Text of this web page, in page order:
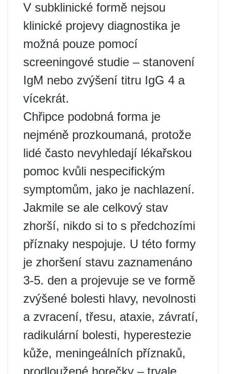
V subklinické formě nejsou
klinické projevy diagnostika je
možná pouze pomocí
screeningové studie – stanovení
IgM nebo zvýšení titru IgG 4 a
vícekrát.
Chřipce podobná forma je
nejméně prozkoumaná, protože
lidé často nevyhledají lékařskou
pomoc kvůli nespecifickým
symptomům, jako je nachlazení.
Jakmile se ale celkový stav
zhorší, nikdo si to s předchozími
příznaky nespojuje. U této formy
je zhoršení stavu zaznamenáno
3-5. den a projevuje se ve formě
zvýšené bolesti hlavy, nevolnosti
a zvracení, třesu, ataxie, závratí,
radikulární bolesti, hyperestezie
kůže, meningeálních příznaků,